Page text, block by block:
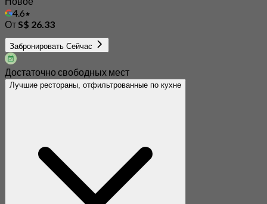
4.6
ОтS$ 26.33
Забронировать Сейчас
Достаточно свободных мест
Лучшие рестораны, отфильтрованные по кухне